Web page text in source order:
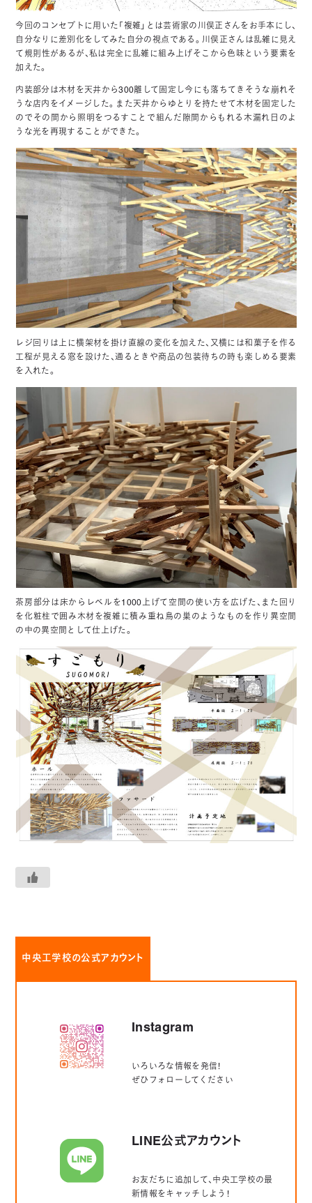
今回のコンセプトに用いた「複雑」とは芸術家の川俣正さんをお手本にし、
自分なりに差別化をしてみた自分の視点である。川俣正さんは乱雑に見え
て規則性があるが、私は完全に乱雑に組み上げそこから色味という要素を
加えた。
内装部分は木材を天井から300離して固定し今にも落ちてきそうな崩れそ
うな店内をイメージした。また天井からゆとりを持たせて木材を固定した
のでその間から照明をつるすことで組んだ隙間からもれる木漏れ日のよ
うな光を再現することができた。
レジ回りは上に横架材を掛け直線の変化を加えた、又横には和菓子を作る
工程が見える窓を設けた、通るときや商品の包装待ちの時も楽しめる要素
を入れた。
茶房部分は床からレベルを1000上げて空間の使い方を広げた、また回り
を化粧柱で囲み木材を複雑に積み重ね鳥の巣のようなものを作り異空間
の中の異空間として仕上げた。
中央工学校の公式アカウント
Instagram
いろいろな情報を発信！
ぜひフォローしてください
LINE公式アカウント
お友だちに追加して、中央工学校の最
新情報をキャッチしよう！